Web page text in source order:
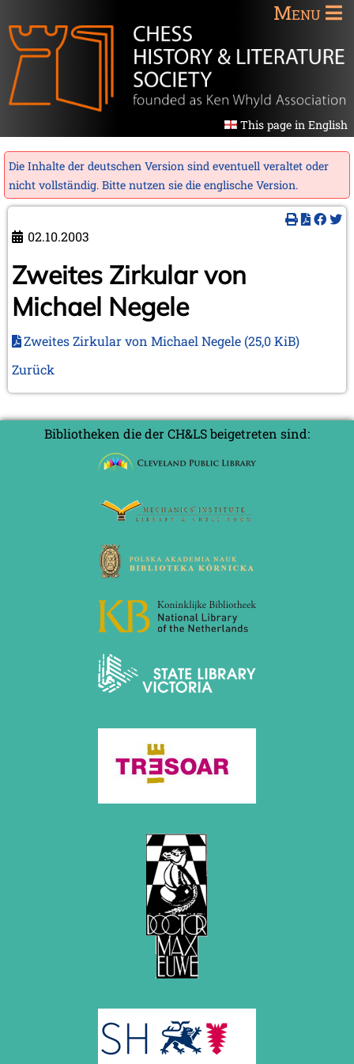
Menu
This page in English
Die Inhalte der deutschen Version sind eventuell veraltet oder
nicht vollständig. Bitte nutzen sie die englische Version.
02.10.2003
Zweites Zirkular von
Michael Negele
Zweites Zirkular von Michael Negele (25,0 KiB)
Zurück
Bibliotheken die der CH&LS beigetreten sind: